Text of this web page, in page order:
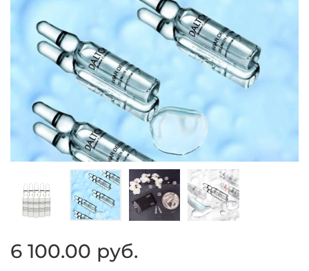
6 100.00 руб.